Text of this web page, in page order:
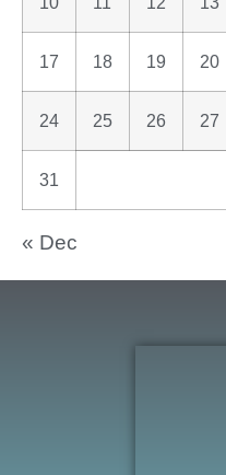
17 18 19 20
24 25 26 27
31
« Dec